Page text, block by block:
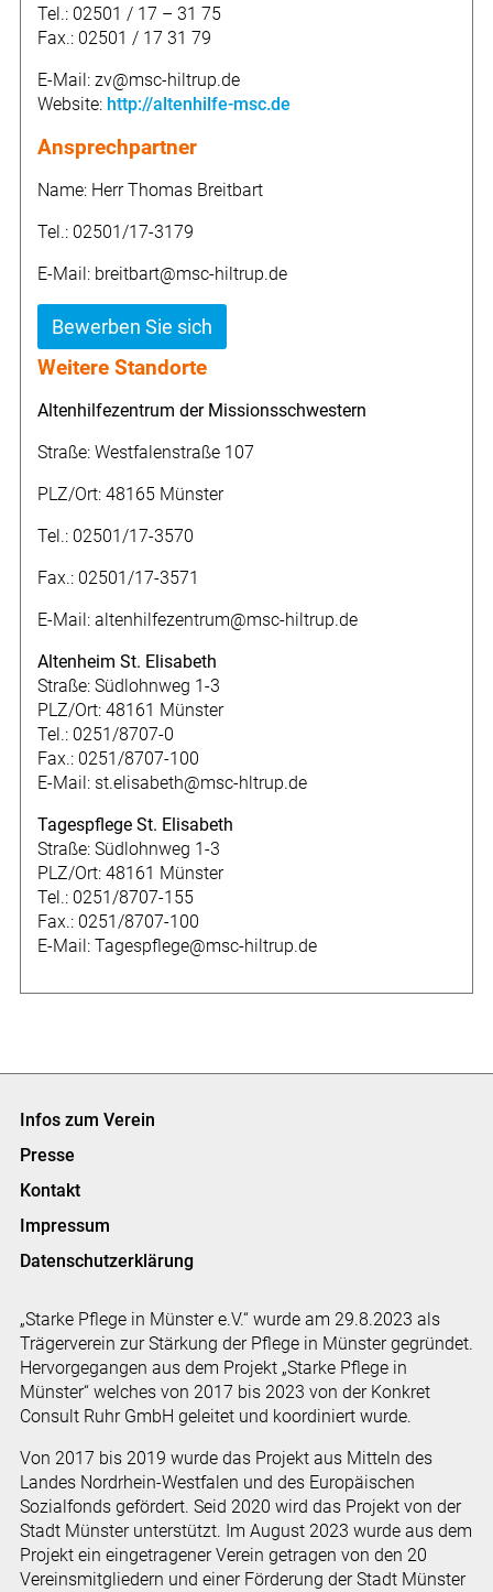
Tel.: 02501 / 17 – 31 75
Fax.: 02501 / 17 31 79
E-Mail: zv@msc-hiltrup.de
Website: http://altenhilfe-msc.de
Ansprechpartner
Name: Herr Thomas Breitbart
Tel.: 02501/17-3179
E-Mail: breitbart@msc-hiltrup.de
Bewerben Sie sich
Weitere Standorte
Altenhilfezentrum der Missionsschwestern
Straße: Westfalenstraße 107
PLZ/Ort: 48165 Münster
Tel.: 02501/17-3570
Fax.: 02501/17-3571
E-Mail: altenhilfezentrum@msc-hiltrup.de
Altenheim St. Elisabeth
Straße: Südlohnweg 1-3
PLZ/Ort: 48161 Münster
Tel.: 0251/8707-0
Fax.: 0251/8707-100
E-Mail: st.elisabeth@msc-hltrup.de
Tagespflege St. Elisabeth
Straße: Südlohnweg 1-3
PLZ/Ort: 48161 Münster
Tel.: 0251/8707-155
Fax.: 0251/8707-100
E-Mail: Tagespflege@msc-hiltrup.de
Infos zum Verein
Presse
Kontakt
Impressum
Datenschutzerklärung
„Starke Pflege in Münster e.V.“ wurde am 29.8.2023 als
Trägerverein zur Stärkung der Pflege in Münster gegründet.
Hervorgegangen aus dem Projekt „Starke Pflege in
Münster“ welches von 2017 bis 2023 von der Konkret
Consult Ruhr GmbH geleitet und koordiniert wurde.
Von 2017 bis 2019 wurde das Projekt aus Mitteln des
Landes Nordrhein-Westfalen und des Europäischen
Sozialfonds gefördert. Seid 2020 wird das Projekt von der
Stadt Münster unterstützt. Im August 2023 wurde aus dem
Projekt ein eingetragener Verein getragen von den 20
Vereinsmitgliedern und einer Förderung der Stadt Münster